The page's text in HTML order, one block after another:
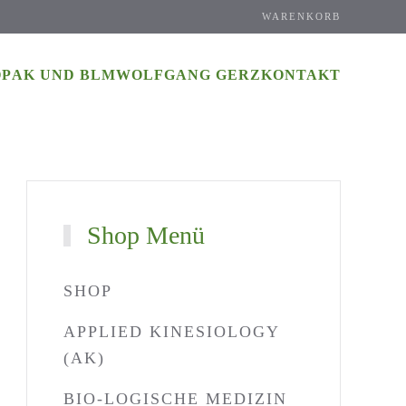
WARENKORB
AK UND BLMWOLFGANG GERZKONTAKT
Shop Menü
SHOP
APPLIED KINESIOLOGY
(AK)
BIO-LOGISCHE MEDIZIN